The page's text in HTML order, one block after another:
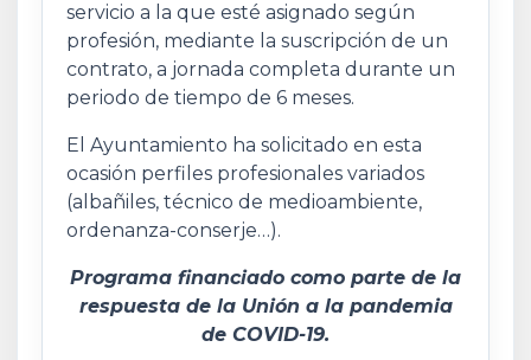
servicio a la que esté asignado según
profesión, mediante la suscripción de un
contrato, a jornada completa durante un
periodo de tiempo de 6 meses.
El Ayuntamiento ha solicitado en esta
ocasión perfiles profesionales variados
(albañiles, técnico de medioambiente,
ordenanza-conserje…).
Programa financiado como parte de la
respuesta de la Unión a la pandemia
de COVID-19.